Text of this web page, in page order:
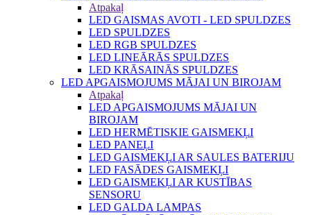
Atpakaļ
LED GAISMAS AVOTI - LED SPULDZES
LED SPULDZES
LED RGB SPULDZES
LED LINEĀRĀS SPULDZES
LED KRĀSAINĀS SPULDZES
LED APGAISMOJUMS MĀJAI UN BIROJAM
Atpakaļ
LED APGAISMOJUMS MĀJAI UN
BIROJAM
LED HERMĒTISKIE GAISMEKĻI
LED PANEĻI
LED GAISMEKĻI AR SAULES BATERIJU
LED FASĀDES GAISMEKĻI
LED GAISMEKĻI AR KUSTĪBAS
SENSORU
LED GALDA LAMPAS